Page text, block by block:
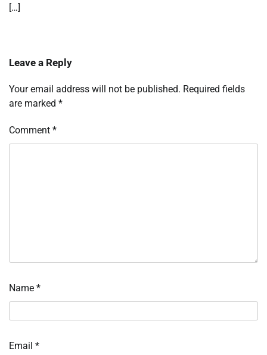
[…]
Leave a Reply
Your email address will not be published. Required fields
are marked *
Comment *
Name *
Email *